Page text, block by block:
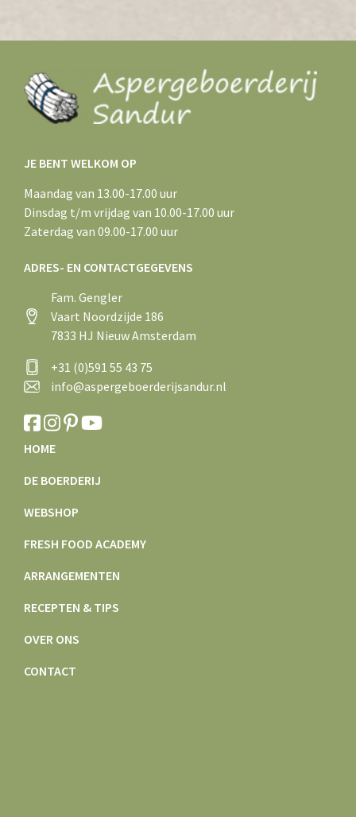
JE BENT WELKOM OP
Maandag van 13.00-17.00 uur
Dinsdag t/m vrijdag van 10.00-17.00 uur
Zaterdag van 09.00-17.00 uur
ADRES- EN CONTACTGEGEVENS
Fam. Gengler
Vaart Noordzijde 186
7833 HJ Nieuw Amsterdam
+31 (0)591 55 43 75
info@aspergeboerderijsandur.nl
HOME
DE BOERDERIJ
WEBSHOP
FRESH FOOD ACADEMY
ARRANGEMENTEN
RECEPTEN & TIPS
OVER ONS
CONTACT